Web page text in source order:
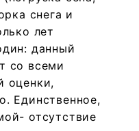
снега и
лет
данный
со всеми
оценки,
Единственное,
отсутствие